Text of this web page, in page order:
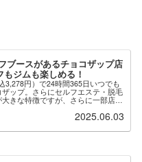
ブースがあるチョコザップ店
ジムも楽しめる！
3,278円）で24時間365日いつでも
ップ。さらにセルフエステ・脱毛
きな特徴ですが、さらに一部店舗
」が用意されており、ゴルフのネ
2025.06.03